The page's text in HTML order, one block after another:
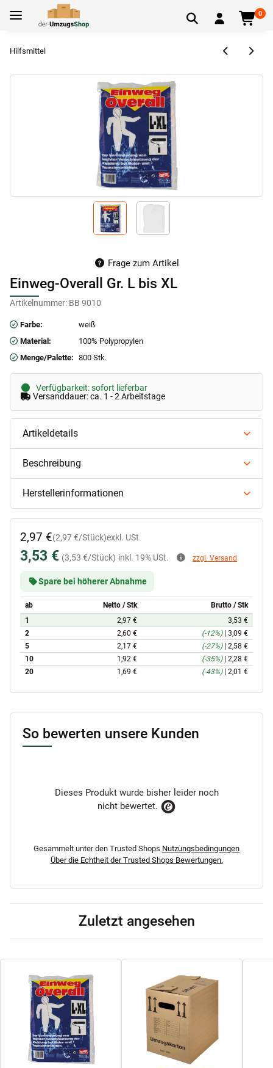
0
Hilfsmittel
Frage zum Artikel
Einweg-Overall Gr. L bis XL
Artikelnummer: BB 9010
Farbe:
weiß
Material:
100% Polypropylen
Menge/Palette: 800 Stk.
Verfügbarkeit: sofort lieferbar
Versanddauer: ca. 1 - 2 Arbeitstage
Artikeldetails
Beschreibung
Herstellerinformationen
2,97 €(2,97 €/Stück)exkl. USt.
3,53 € (3,53 €/Stück) inkl. 19% USt. zzgl. Versand
Spare bei höherer Abnahme
ab Netto / Stk
Brutto / Stk
1
2,97 €
3,53 €
2
2,60 € (-12%) 3,09 €
5
2,17 € (-27%) 2,58 €
10
1,92 € (-35%) 2,28 €
20
1,69 € (-43%) 2,01 €
So bewerten unsere Kunden
Dieses Produkt wurde bisher leider noch
nicht bewertet.
Gesammelt unter den Trusted Shops Nutzungsbedingungen
Über die Echtheit der Trusted Shops Bewertungen.
Zuletzt angesehen